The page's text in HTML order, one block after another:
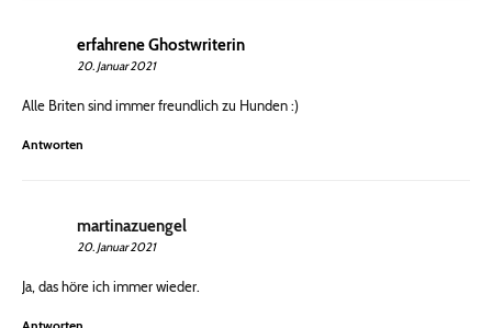
erfahrene Ghostwriterin
20. Januar 2021
Alle Briten sind immer freundlich zu Hunden :)
Antworten
martinazuengel
20. Januar 2021
Ja, das höre ich immer wieder.